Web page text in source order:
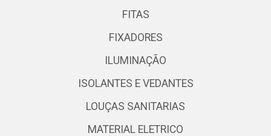
FITAS
FIXADORES
ILUMINAÇÃO
ISOLANTES E VEDANTES
LOUÇAS SANITARIAS
MATERIAL ELETRICO